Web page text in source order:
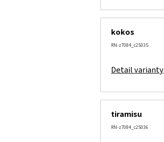
kokos
RN-z7084_c25035
Detail varianty
tiramisu
RN-z7084_c25036